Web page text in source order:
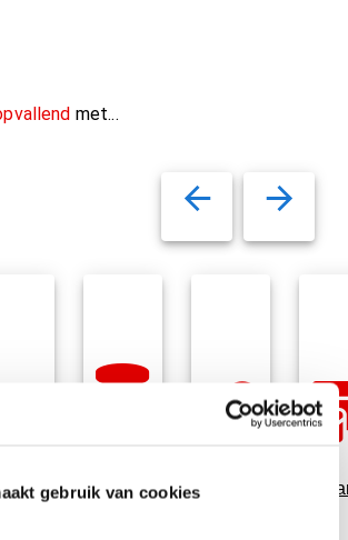
gebruik van cookies
met...
Data
Snoepgoed